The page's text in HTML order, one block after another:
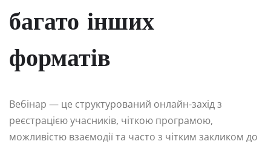
багато інших
форматів
Вебінар — це структурований онлайн-захід з
реєстрацією учасників, чіткою програмою,
можливістю взаємодії та часто з чітким закликом до